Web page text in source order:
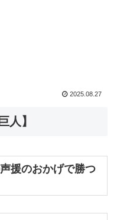
2025.08.27
人】
援のおかげで勝つ